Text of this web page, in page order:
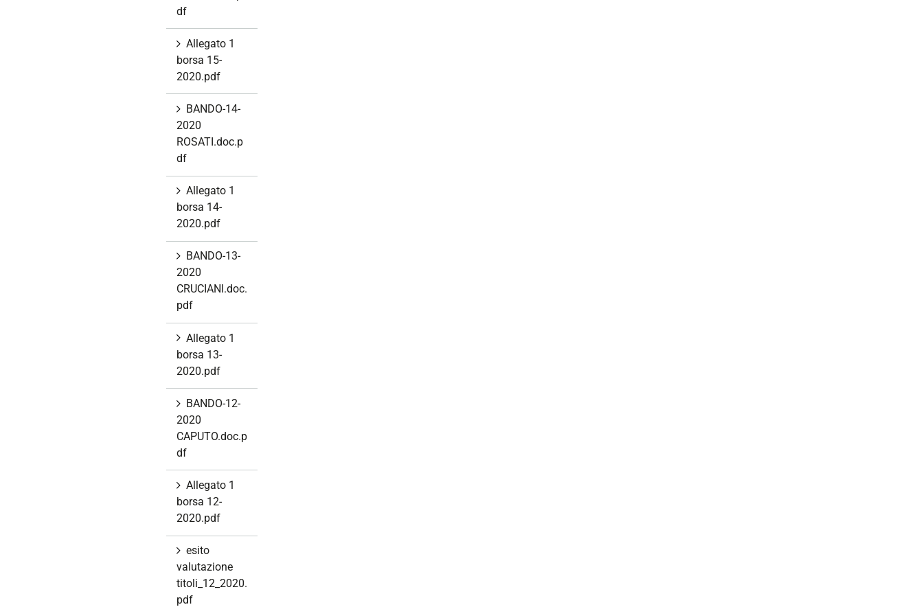
df
Allegato 1
borsa 15-
2020.pdf
BANDO-14-
2020
ROSATI.doc.p
df
Allegato 1
borsa 14-
2020.pdf
BANDO-13-
2020
CRUCIANI.doc.
pdf
Allegato 1
borsa 13-
2020.pdf
BANDO-12-
2020
CAPUTO.doc.p
df
Allegato 1
borsa 12-
2020.pdf
esito
valutazione
titoli_12_2020.
pdf